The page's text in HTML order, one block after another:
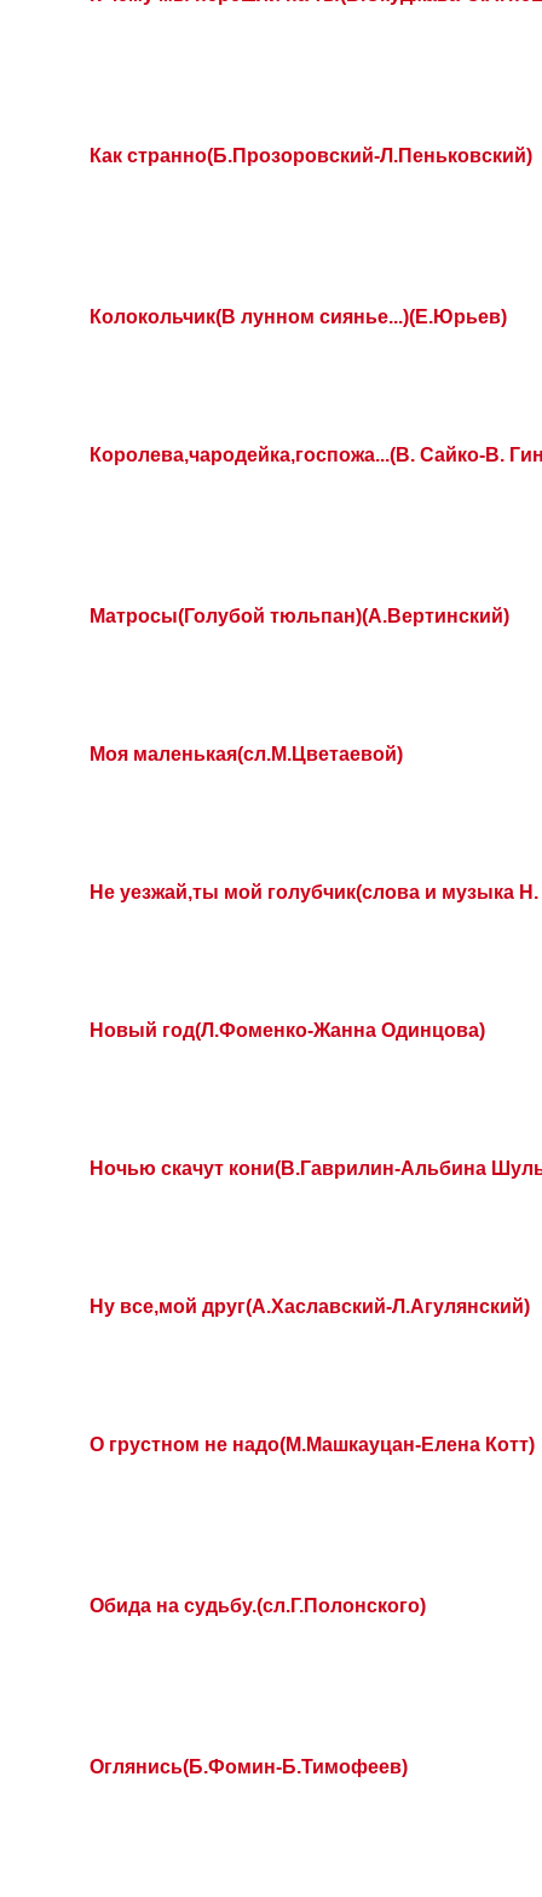
Как странно(Б.Прозоровский-Л.Пеньковский)
Колокольчик(В лунном сиянье...)(Е.Юрьев)
Королева,чародейка,госпожа...(В. Сайко-В.
Матросы(Голубой тюльпан)(А.Вертинский)
Моя маленькая(сл.М.Цветаевой)
Не уезжай,ты мой голубчик(слова и музыка
Новый год(Л.Фоменко-Жанна Одинцова)
Ночью скачут кони(В.Гаврилин-Альбина
Ну все,мой друг(А.Хаславский-Л.Агулянский)
О грустном не надо(М.Машкауцан-Елена Котт)
Обида на судьбу.(сл.Г.Полонского)
Оглянись(Б.Фомин-Б.Тимофеев)